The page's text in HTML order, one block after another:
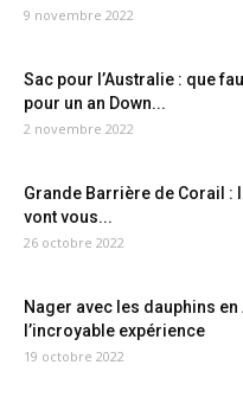
9 novembre 2022
Sac pour l’Australie : que
pour un an Down...
2 novembre 2022
Grande Barrière de Corail :
vont vous...
26 octobre 2022
Nager avec les dauphins en
l’incroyable expérience
19 octobre 2022